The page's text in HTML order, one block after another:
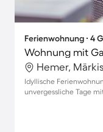
Ferienwohnung ∙ 4
Hemer,
Idyllische
unvergessliche Tage